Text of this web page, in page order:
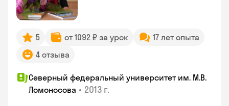
5 от 1092 ₽ за урок
17 лет опыта
4 отзыва
Северный федеральный университет им. М.В.
Ломоносова • 2013 г.